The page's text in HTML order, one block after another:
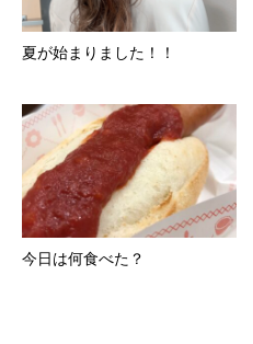
夏が始まりました！！
今日は何食べた？